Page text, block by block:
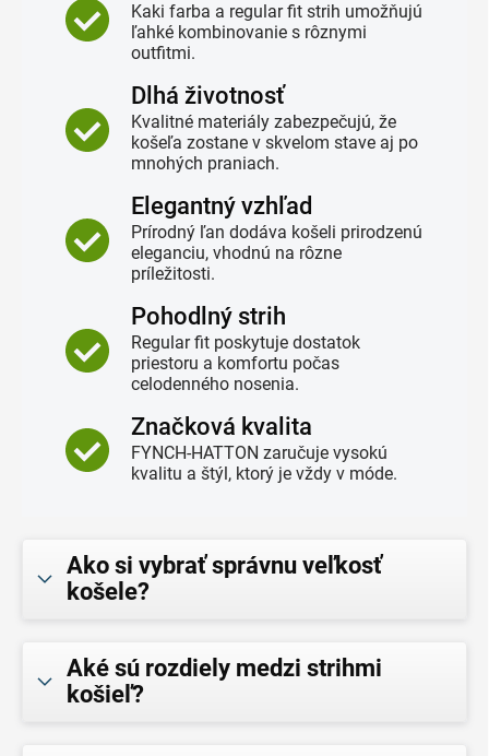
Kaki farba a regular fit strih umožňujú
ľahké kombinovanie s rôznymi
outfitmi.
Dlhá životnosť
Kvalitné materiály zabezpečujú, že
košeľa zostane v skvelom stave aj po
mnohých praniach.
Elegantný vzhľad
Prírodný ľan dodáva košeli prirodzenú
eleganciu, vhodnú na rôzne
príležitosti.
Pohodlný strih
Regular fit poskytuje dostatok
priestoru a komfortu počas
celodenného nosenia.
Značková kvalita
FYNCH-HATTON zaručuje vysokú
kvalitu a štýl, ktorý je vždy v móde.
Ako si vybrať správnu veľkosť
košele?
Aké sú rozdiely medzi strihmi
košieľ?